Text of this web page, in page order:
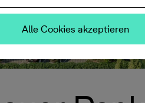
Alle Cookies akzeptieren